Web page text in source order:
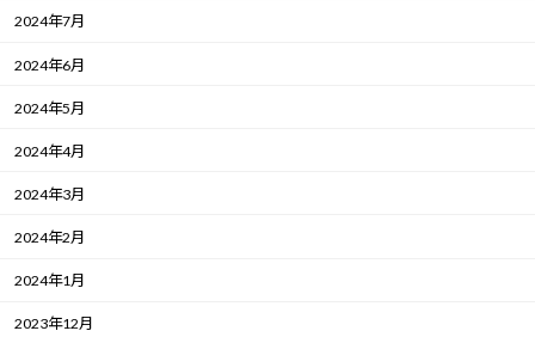
2024年7月
2024年6月
2024年5月
2024年4月
2024年3月
2024年2月
2024年1月
2023年12月